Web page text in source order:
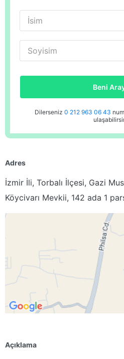
İsim
Soyisim
Beni
Dilerseniz 0 212 963 06 43
Adres
İzmir İli, Torbalı İlçesi, Gazi
Köycivarı Mevkii, 142 ada 1
Açıklama